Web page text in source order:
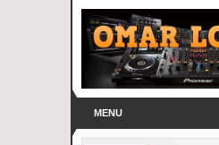
MENU